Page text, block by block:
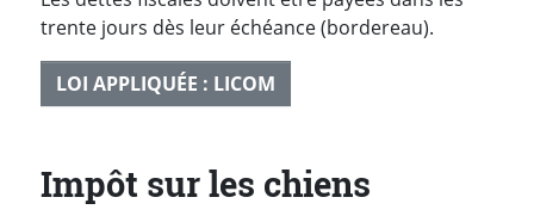
trente jours dès leur échéance (bordereau).
LOI APPLIQUÉE : LICOM
Impôt sur les chiens